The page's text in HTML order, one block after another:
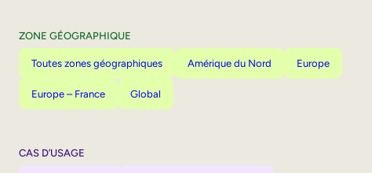
ZONE GÉOGRAPHIQUE
Toutes zones géographiques Amérique du Nord Europe
Europe – France Global
CAS D’USAGE